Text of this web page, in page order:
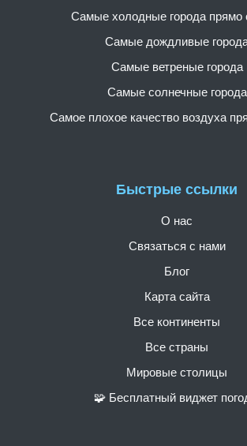
Быстрые ссылки
О нас
Связаться с нами
Блог
Карта сайта
Все континенты
Все страны
Мировые столицы
🧩 Бесплатный виджет
Самые холодные города прямо
Самые дождливые
Самые ветреные города
Самые солнечные города
Самое плохое качество воздуха